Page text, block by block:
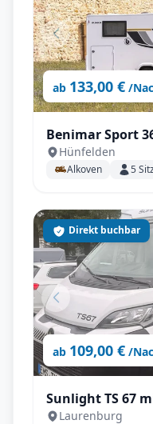
ab 133,00 € /
Benimar Sport
Hünfelden
Alkoven 5
ab 109,00 € /
Direkt buchbar
Sunlight TS 67 mit langen Längstbetten
und voll Autrak,
Laurenburg